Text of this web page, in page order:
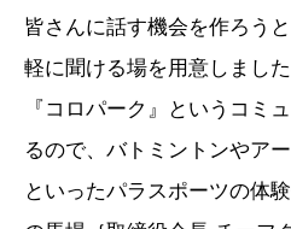
皆さんに話す機会を作ろう
軽に聞ける場を用意しまし
『コロパーク』というコミ
るので、バトミントンやア
といったパラスポーツの体